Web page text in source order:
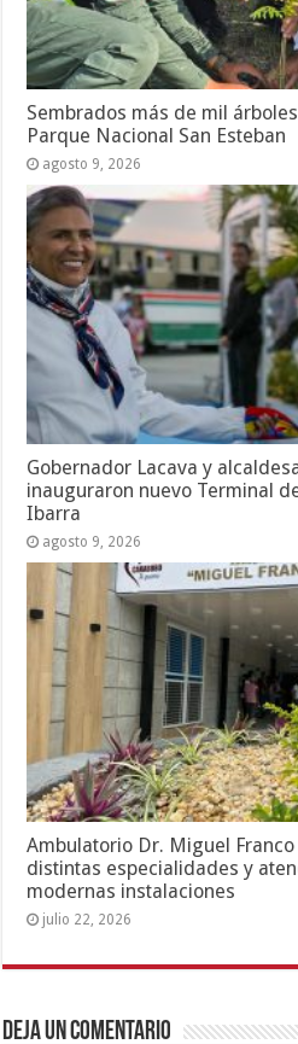
Sembrados más de mil
Parque Nacional San Esteban
agosto 9, 2026
Gobernador Lacava y
inauguraron nuevo Terminal
Ibarra
agosto 9, 2026
Ambulatorio Dr. Miguel
distintas especialidades y
modernas instalaciones
julio 22, 2026
Deja un comentario